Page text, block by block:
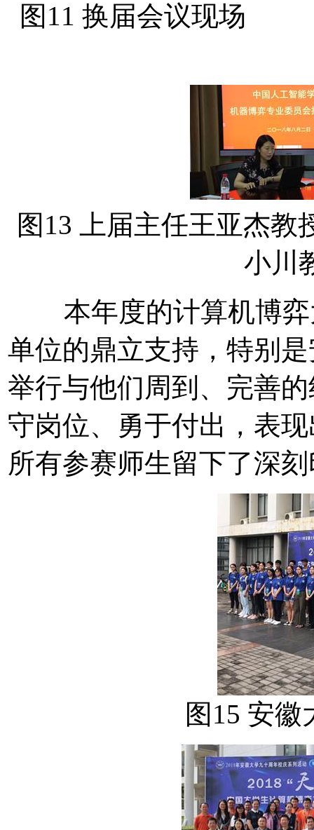
图11 换届会议现场
图13 上届主任王亚杰
小川
本年度的计算机博弈
单位的鼎立支持，特别
举行与他们周到、完善
守岗位、勇于付出，表
所有参赛师生留下了深
图15 安